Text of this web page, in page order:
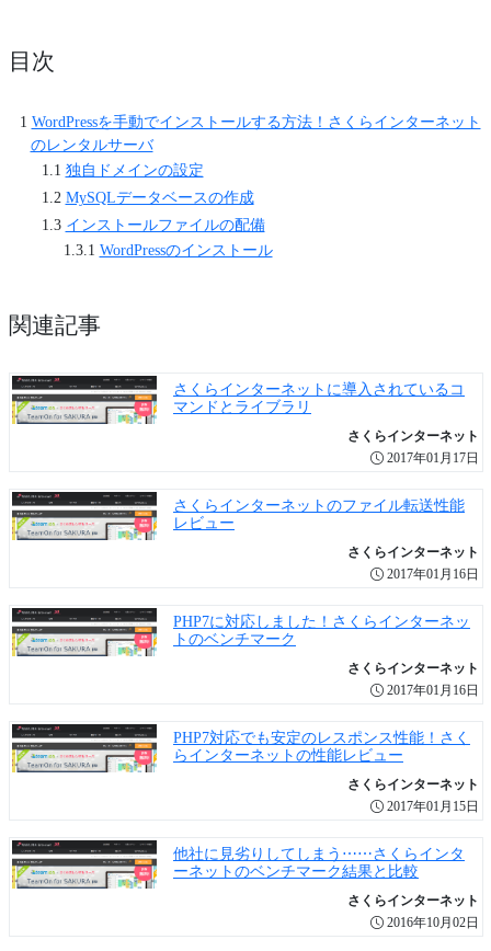
目次
WordPressを手動でインストールする方法！さくらインターネット
のレンタルサーバ
独自ドメインの設定
MySQLデータベースの作成
インストールファイルの配備
WordPressのインストール
関連記事
さくらインターネットに導入されているコ
マンドとライブラリ
さくらインターネット
2017年01月17日
さくらインターネットのファイル転送性能
レビュー
さくらインターネット
2017年01月16日
PHP7に対応しました！さくらインターネッ
トのベンチマーク
さくらインターネット
2017年01月16日
PHP7対応でも安定のレスポンス性能！さく
らインターネットの性能レビュー
さくらインターネット
2017年01月15日
他社に見劣りしてしまう⋯⋯さくらインタ
ーネットのベンチマーク結果と比較
さくらインターネット
2016年10月02日